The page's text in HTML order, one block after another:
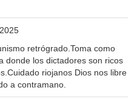
retrógrado.Toma como
donde los dictadores son ricos
riojanos Dios nos libre
a contramano.